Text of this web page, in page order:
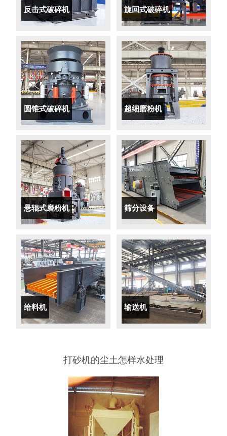
反击式破碎机 旋回式破碎机
圆锥式破碎机 超细磨粉机
悬辊式磨粉机 筛分设备
给料机 输送机
打砂机的尘土怎样水处理